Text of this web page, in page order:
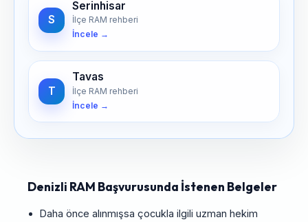
S
Serinhisar
İlçe RAM rehberi
İncele →
T
Tavas
İlçe RAM rehberi
İncele →
Denizli RAM Başvurusunda İstenen Belgeler
Daha önce alınmışsa çocukla ilgili uzman hekim